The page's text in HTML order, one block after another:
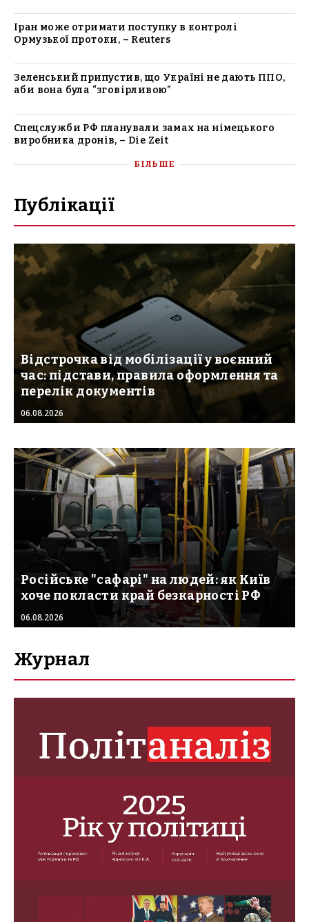
Іран може отримати поступку в контролі
Ормузької протоки, – Reuters
Зеленський припустив, що Україні не дають ППО,
аби вона була “зговірливою”
Спецслужби РФ планували замах на німецького
виробника дронів, – Die Zeit
БІЛЬШЕ
Публікації
Відстрочка від мобілізації у воєнний
час: підстави, правила оформлення та
перелік документів
06.08.2026
Російське "сафарі" на людей: як Київ
хоче покласти край безкарності РФ
06.08.2026
Журнал